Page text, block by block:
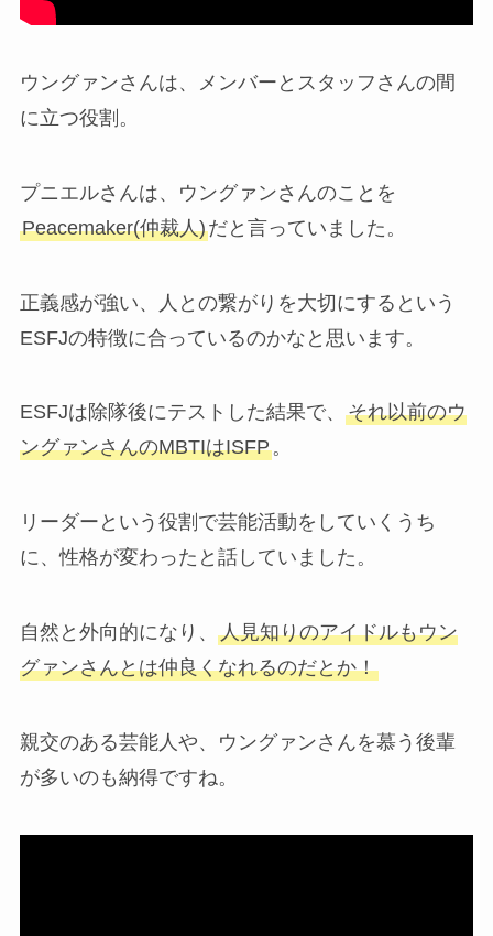
ウングァンさんは、メンバーとスタッフさんの間
に立つ役割。
プニエルさんは、ウングァンさんのことを
Peacemaker(仲裁人)だと言っていました。
正義感が強い、人との繋がりを大切にするという
ESFJの特徴に合っているのかなと思います。
ESFJは除隊後にテストした結果で、 それ以前のウ
ングァンさんのMBTIはISFP。
リーダーという役割で芸能活動をしていくうち
に、性格が変わったと話していました。
自然と外向的になり、 人見知りのアイドルもウン
グァンさんとは仲良くなれるのだとか！
親交のある芸能人や、ウングァンさんを慕う後輩
が多いのも納得ですね。